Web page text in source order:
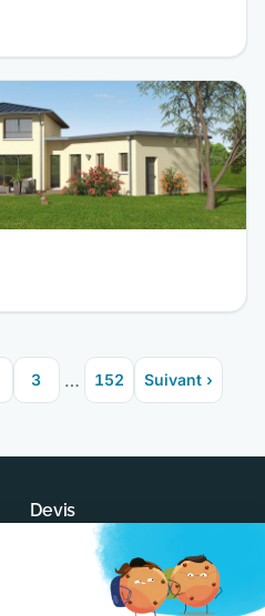
3 … 152 Suivant ›
Devis
Demander un devis
Trouver son constructeur